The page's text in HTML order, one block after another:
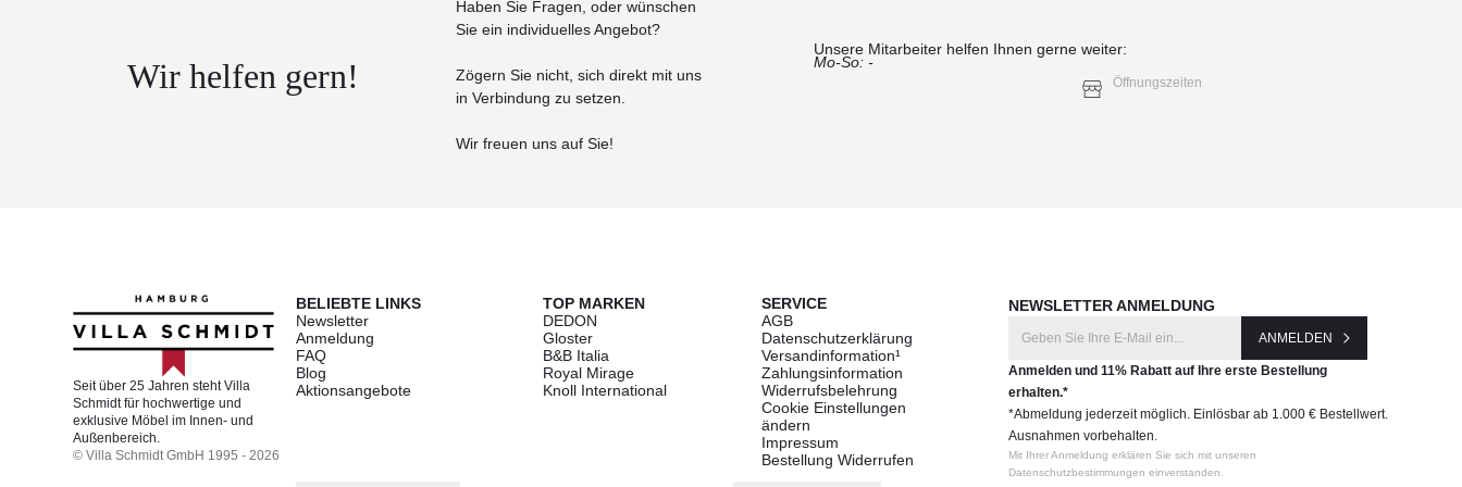
Wir helfen gern!
Haben Sie Fragen, oder wünschen
Sie ein individuelles Angebot?
Zögern Sie nicht, sich direkt mit uns
in Verbindung zu setzen.
Wir freuen uns auf Sie!
Unsere Mitarbeiter helfen Ihnen gerne weiter:
Mo-So: -
Öffnungszeiten
Seit über 25 Jahren steht Villa
Schmidt für hochwertige und
exklusive Möbel im Innen- und
Außenbereich.
© Villa Schmidt GmbH 1995 - 2026
BELIEBTE LINKS
Newsletter
Anmeldung
FAQ
Blog
Aktionsangebote
TOP MARKEN
DEDON
Gloster
B&B Italia
Royal Mirage
Knoll International
SERVICE
AGB
Datenschutzerklärung
Versandinformation¹
Zahlungsinformation
Widerrufsbelehrung
Cookie Einstellungen
ändern
Impressum
Bestellung Widerrufen
NEWSLETTER ANMELDUNG
ANMELDEN
Anmelden und 11% Rabatt auf Ihre erste Bestellung
erhalten.*
*Abmeldung jederzeit möglich. Einlösbar ab 1.000 € Bestellwert.
Ausnahmen vorbehalten.
Mit Ihrer Anmeldung erklären Sie sich mit unseren
Datenschutzbestimmungen einverstanden.